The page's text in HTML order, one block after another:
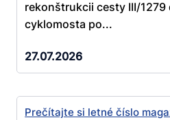
rekonštrukcii cesty III/1279
cyklomosta po...
27.07.2026
Prečítajte si letné číslo